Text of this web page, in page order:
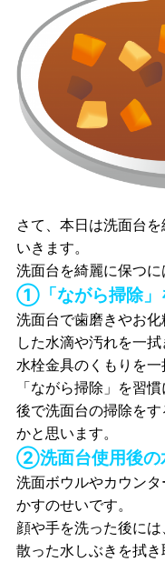
さて、本日は洗面台
いきます。
洗面台を綺麗に保つに
①「ながら掃除」
洗面台で歯磨きやお
した水滴や汚れを一拭
水栓金具のくもりを
「ながら掃除」を習慣
後で洗面台の掃除を
かと思います。
②洗面台使用後の
洗面ボウルやカウン
かすのせいです。
顔や手を洗った後に
散った水しぶきを拭き